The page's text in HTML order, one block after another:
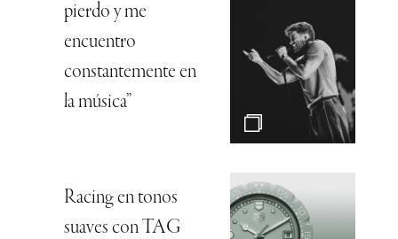
pierdo y me
encuentro
constantemente en
la música”
Racing en tonos
suaves con TAG